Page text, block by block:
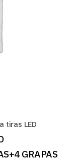
tiras LED
GRAPAS